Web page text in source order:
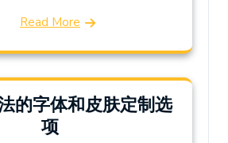
Read More
的字体和皮肤定制选
项